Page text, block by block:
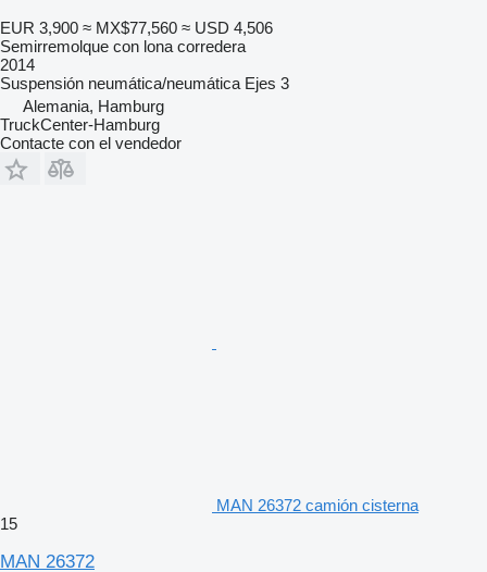
EUR 3,900 ≈ MX$77,560 ≈ USD 4,506
Semirremolque con lona corredera
2014
Suspensión neumática/neumática Ejes 3
Alemania, Hamburg
TruckCenter-Hamburg
Contacte con el vendedor
MAN 26372 camión cisterna
15
MAN 26372